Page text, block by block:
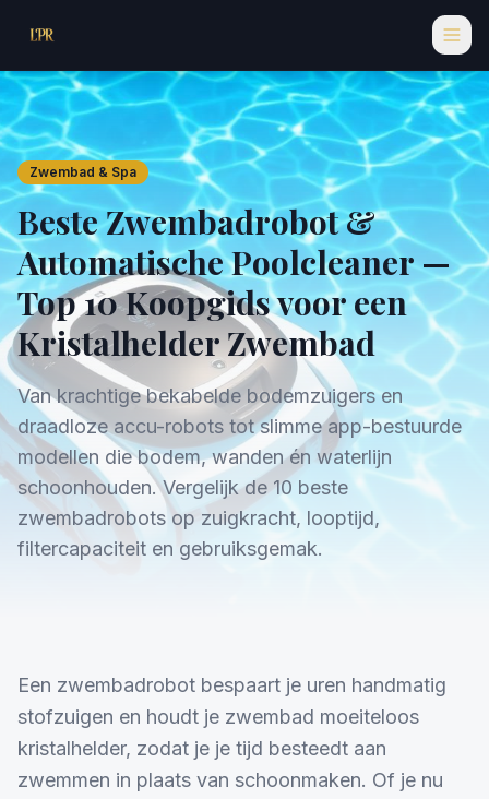
Zwembad & Spa
Beste Zwembadrobot &
Automatische Poolcleaner —
Top 10 Koopgids voor een
Kristalhelder Zwembad
Van krachtige bekabelde bodemzuigers en
draadloze accu-robots tot slimme app-bestuurde
modellen die bodem, wanden én waterlijn
schoonhouden. Vergelijk de 10 beste
zwembadrobots op zuigkracht, looptijd,
filtercapaciteit en gebruiksgemak.
Een zwembadrobot bespaart je uren handmatig
stofzuigen en houdt je zwembad moeiteloos
kristalhelder, zodat je je tijd besteedt aan
zwemmen in plaats van schoonmaken. Of je nu